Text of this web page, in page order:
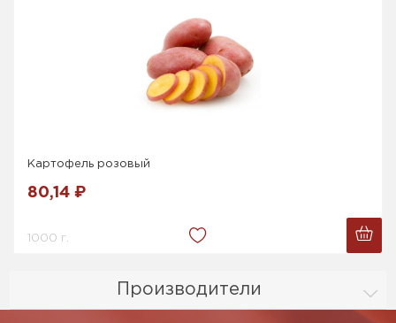
Производители
Картофель розовый
80,14 ₽
1000 г.